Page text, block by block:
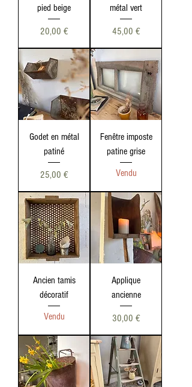
pied beige
Prix
20,00 €
métal vert
Prix
45,00 €
Godet en métal
patiné
Prix
25,00 €
Fenêtre imposte
patine grise
Vendu
Ancien tamis
décoratif
Vendu
Applique
ancienne
Prix
30,00 €